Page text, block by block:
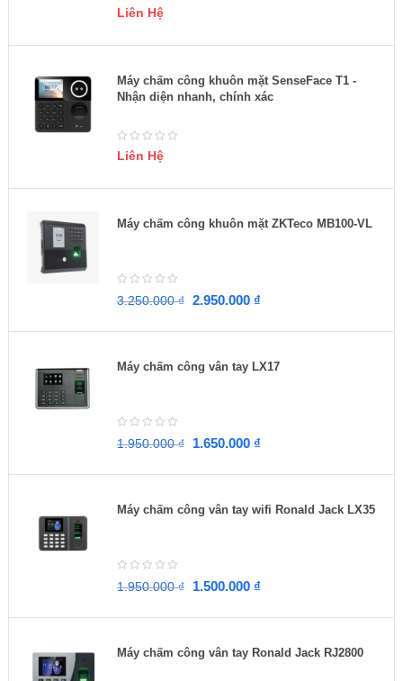
Liên Hệ
Máy chấm công khuôn mặt SenseFace T1 -
Nhận diện nhanh, chính xác
Liên Hệ
Máy chấm công khuôn mặt ZKTeco MB100-VL
3.250.000₫ 2.950.000 ₫
Máy chấm công vân tay LX17
1.950.000₫ 1.650.000 ₫
Máy chấm công vân tay wifi Ronald Jack LX35
1.950.000₫ 1.500.000 ₫
Máy chấm công vân tay Ronald Jack RJ2800